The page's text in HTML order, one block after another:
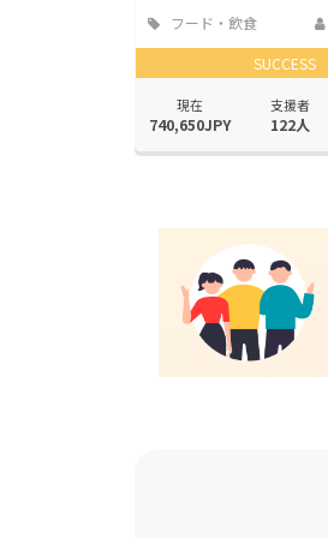
フード・飲食
店
SUCCESS
現在
740,650JPY
支援者
122人